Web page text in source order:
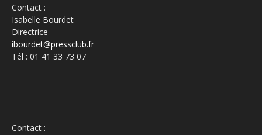
Contact :
Isabelle Bourdet
Directrice
ibourdet@pressclub.fr
Tél : 01 41 33 73 07
Contact :